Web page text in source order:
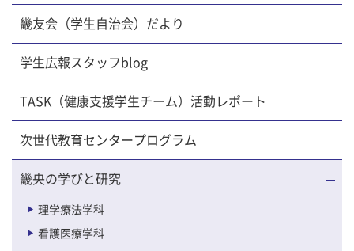
畿友会（学生自治会）だより
学生広報スタッフblog
TASK（健康支援学生チーム）活動レポート
次世代教育センタープログラム
畿央の学びと研究
理学療法学科
看護医療学科